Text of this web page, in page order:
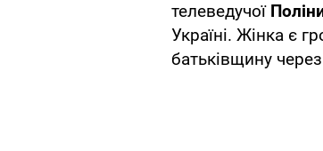
телеведучої
Україні. Жінка є
батьківщину